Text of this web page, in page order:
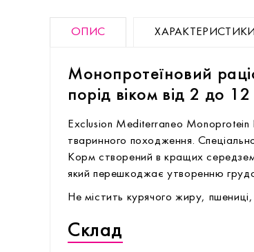
ОПИС ХАРАКТЕРИСТИКИ
Монопротеїновий
порід віком від 2 до 12
Exclusion Mediterraneo Monoprotein
тваринного походження.
Корм створений в кращих
який перешкоджає утворенню
Не містить курячого жиру,
Склад